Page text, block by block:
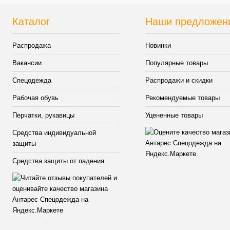
Каталог
Распродажа
Вакансии
Спецодежда
Рабочая обувь
Перчатки, рукавицы
Средства индивидуальной
защиты
Средства защиты от падения
Наши
Новинки
Популярные товары
Распродажи и скидки
Рекомендуемые товары
Уцененные товары